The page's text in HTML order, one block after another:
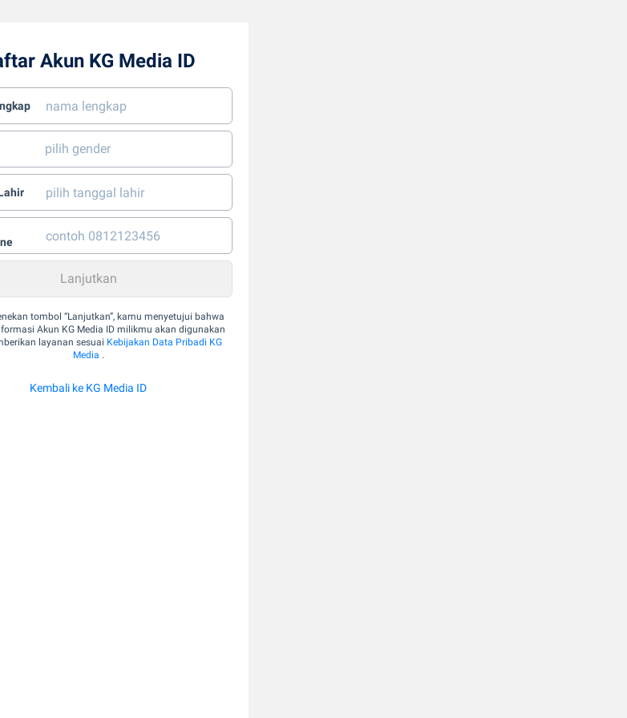
Akun KG Media ID
tombol “Lanjutkan”, kamu menyetujui bahwa
Akun KG Media ID milikmu akan digunakan
layanan sesuai Kebijakan Data Pribadi KG
Media .
Kembali ke KG Media ID